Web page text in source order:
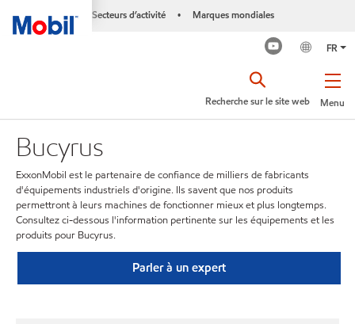
Secteurs d’activité • Marques mondiales
FR
Menu
Recherche sur le site web
Bucyrus
ExxonMobil est le partenaire de confiance de milliers de fabricants
d'équipements industriels d'origine. Ils savent que nos produits
permettront à leurs machines de fonctionner mieux et plus longtemps.
Consultez ci-dessous l'information pertinente sur les équipements et les
produits pour Bucyrus.
Parler à un expert